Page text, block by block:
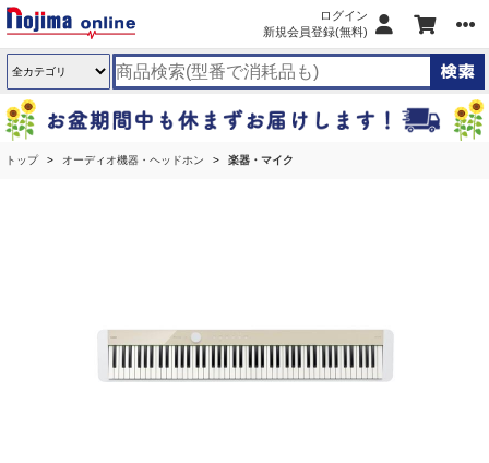
ログイン
新規会員登録(無料)
トップ オーディオ機器・ヘッドホン 楽器・マイク